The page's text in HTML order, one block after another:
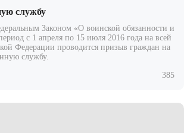
службу
Законом «О воинской обязанности и
с 1 апреля по 15 июля 2016 года на всей
Федерации проводится призыв граждан на
службу.
385